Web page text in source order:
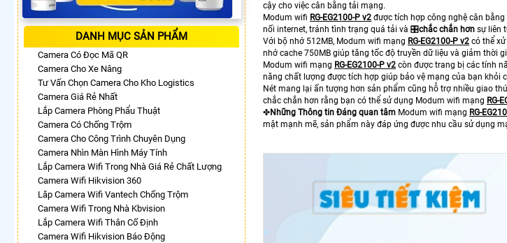
DANH MỤC SẢN PHẨM
Camera Có Đọc Mã QR
Camera Cho Xe Nâng
Tư Vấn Chọn Camera Cho Kho Logistics
Camera Giá Rẻ Nhất
Lắp Camera Phòng Phẩu Thuật
Camera Có Chống Trộm
Camera Cho Công Trình Chuyên Dụng
Camera Nhìn Màn Hình Máy Tính
Lắp Camera Wifi Trong Nhà Giá Rẻ Chất Lượng
Camera Wifi Hikvision 360
Lăp Camera Wifi Vantech Chống Trộm
Camera Wifi Trong Nhà Kbvision
Lắp Camera Wifi Thân Cố Định
Camera Wifi Hikvision Báo Động
cậy cho việc cân bằng tải mạng.
Modum wifi RG-EG2100-P v2 được tích hợp công nghệ cân
nối internet, tránh tình trạng quá tải và 🎛chắc chắn hơn sự liên
Với bộ nhớ 512MB, Modum wifi mạng RG-EG2100-P v2 có thể
nhớ cache 750MB giúp tăng tốc độ truyền dữ liệu và giảm thời
Modum wifi mạng RG-EG2100-P v2 còn được trang bị các tính
năng chất lượng được tích hợp giúp bảo vệ mạng của bạn khỏi
Nét mang lại ấn tượng hơn sản phẩm cũng hỗ trợ nhiều giao
chắc chắn hơn rằng bạn có thể sử dụng Modum wifi mạng RG-
✤Những Thông tin Đáng quan tâm Modum wifi mạng RG-
mật mạnh mẽ, sản phẩm này đáp ứng được nhu cầu sử dụng